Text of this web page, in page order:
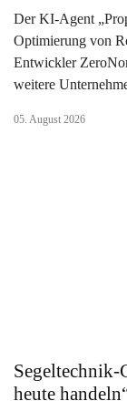
Der KI-Agent
Optimierung von
Entwickler
weitere
05. August 2026
Segeltechnik-
heute